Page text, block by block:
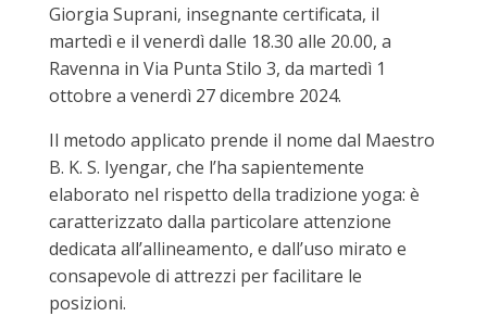
Giorgia Suprani, insegnante certificata, il
martedì e il venerdì dalle 18.30 alle 20.00, a
Ravenna in Via Punta Stilo 3, da martedì 1
ottobre a venerdì 27 dicembre 2024.
Il metodo applicato prende il nome dal Maestro
B. K. S. Iyengar, che l’ha sapientemente
elaborato nel rispetto della tradizione yoga: è
caratterizzato dalla particolare attenzione
dedicata all’allineamento, e dall’uso mirato e
consapevole di attrezzi per facilitare le
posizioni.